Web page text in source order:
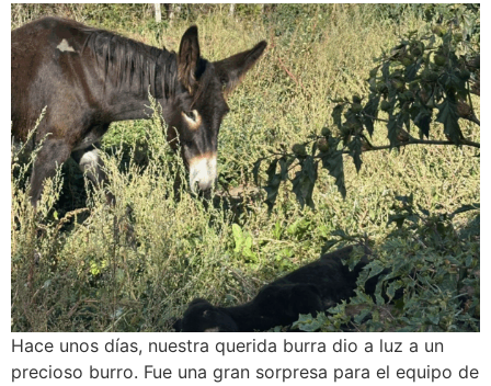
Hace unos días, nuestra querida burra dio a luz a un
precioso burro. Fue una gran sorpresa para el equipo de